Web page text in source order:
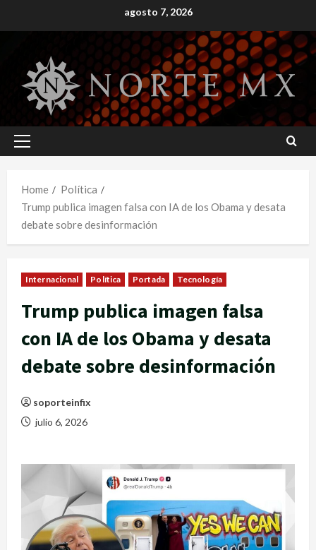
to
agosto 7, 2026
Primary
Home
Política
Trump publica imagen falsa con IA de los Obama y desata
debate sobre desinformación
Internacional Política Portada Tecnología
Trump publica imagen falsa
con IA de los Obama y desata
debate sobre desinformación
soporteinfix
julio 6, 2026